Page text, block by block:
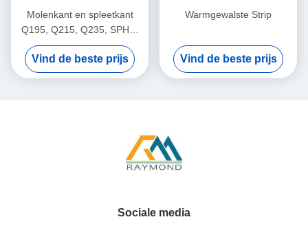
Molenkant en spleetkant
Q195, Q215, Q235, SPHC,
08 AL, 08 YU Warmgewalste
staalstroken / -stroken
Vind de beste prijs
Warmgewalste Strip
Vind de beste prijs
Sociale media